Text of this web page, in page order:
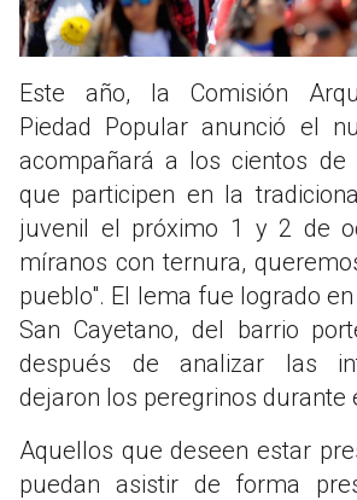
Este año, la Comisión
Piedad Popular anunció el
acompañará a los cientos
que participen en la
juvenil el próximo 1 y 2 de
míranos con ternura,
pueblo". El lema fue logrado
San Cayetano, del barrio
después de analizar las
dejaron los peregrinos durante
Aquellos que deseen estar
puedan asistir de forma